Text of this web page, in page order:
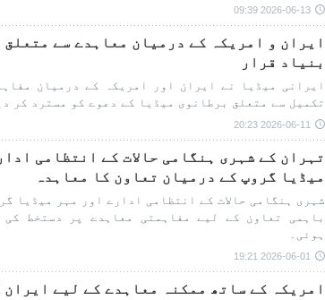
2026-06-13 09:39
ایران و امریکہ کے درمیان معاہدے سے متعلق
بنیاد قرار
ایرانی میڈیا نے ایران اور امریکہ کے درمیان
تکمیل سے متعلق برطانوی میڈیا کے دعوے کو مسترد کر
2026-06-11 20:23
تہران کے شہری ہنگامی حالات کے انتظامی
میڈیا گروپ کے درمیان تعاون کا معاہدہ
شہری ہنگامی حالات کے انتظامی ادارے اور مہر میڈیا
باہمی تعاون کے لیے مفاہمتی معاہدے پر دستخط کی
ہوئی۔
2026-06-01 19:21
امریکہ کے ساتھ ممکنہ معاہدے کے لیے ایران